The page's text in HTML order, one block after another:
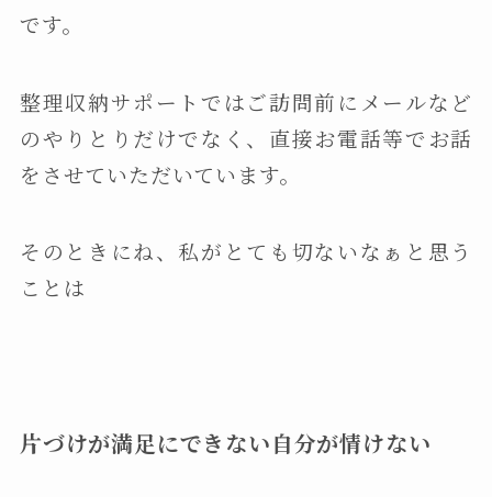
です。
整理収納サポートではご訪問前にメールなど
のやりとりだけでなく、直接お電話等でお話
をさせていただいています。
そのときにね、私がとても切ないなぁと思う
ことは
片づけが満足にできない自分が情けない